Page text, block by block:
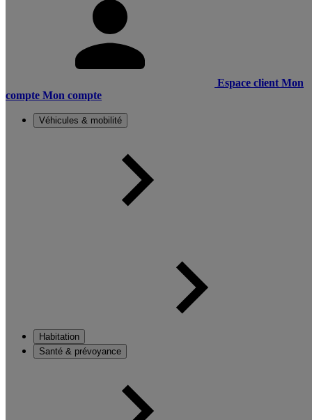
Espace client Mon
compte Mon compte
Véhicules & mobilité
Habitation
Santé & prévoyance